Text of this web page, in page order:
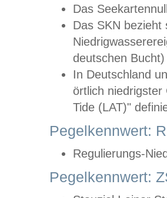
Das
Das SKN
deutschen
In Deutschland
örtlich
Tide (LAT)"
Pegelkennwert:
Regulierungs-
Pegelkennwert: